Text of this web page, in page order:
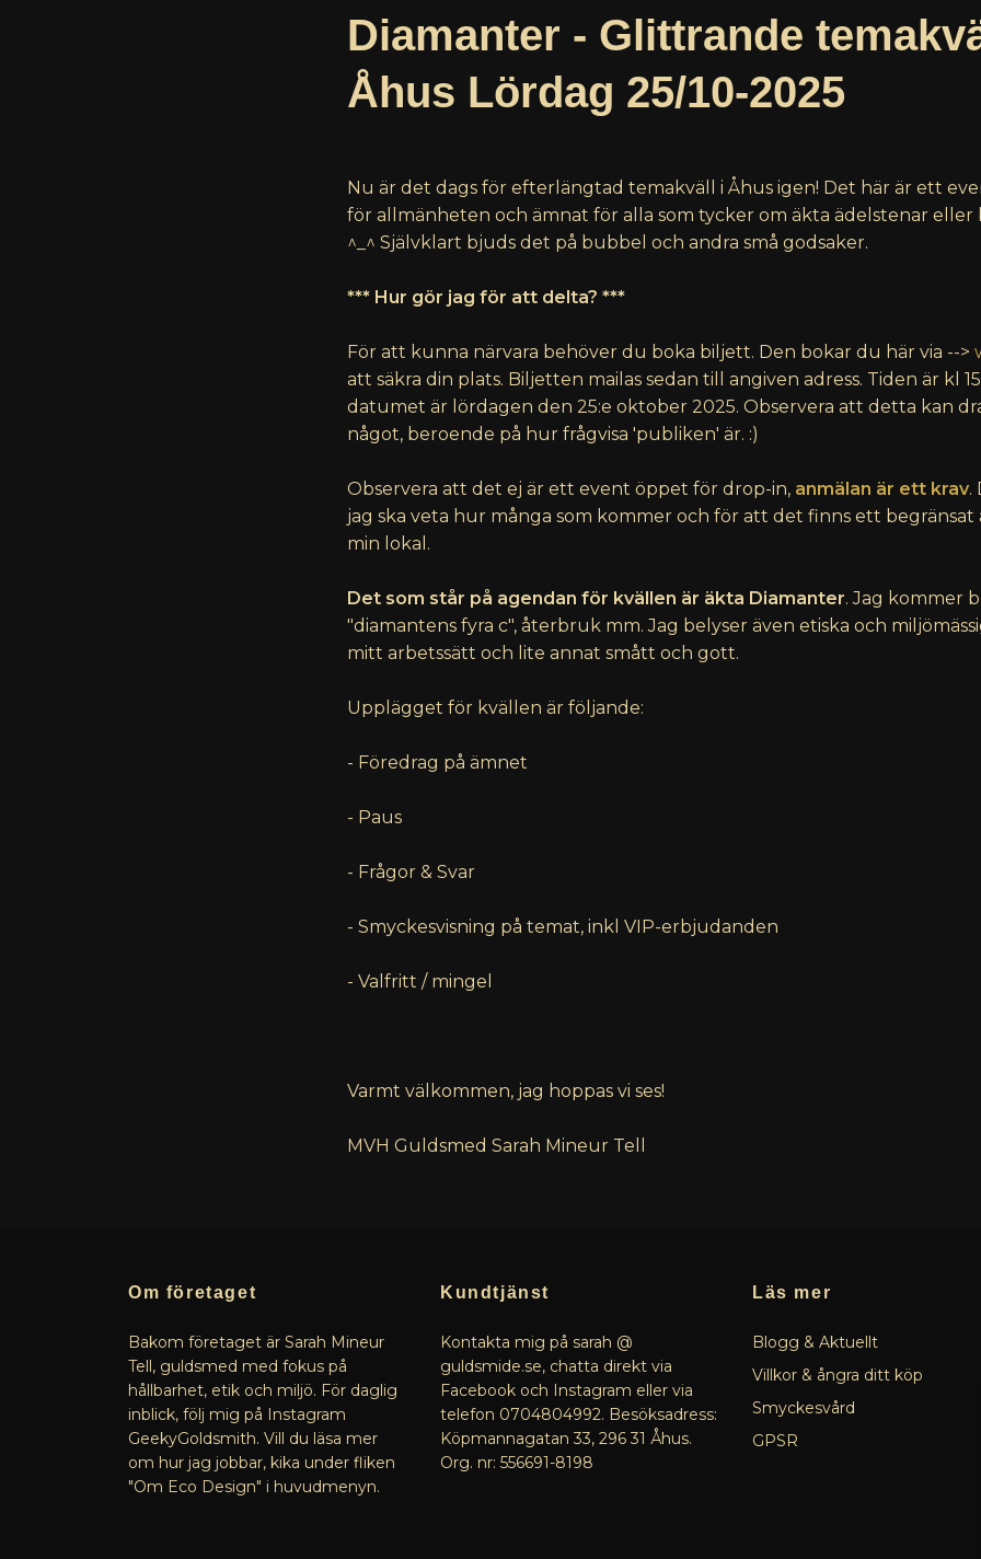
Diamanter - Glittrande
Åhus Lördag 25/10-2025
Nu är det dags för efterlängtad temakväll i Åhus igen! Det här är ett
för allmänheten och ämnat för alla som tycker om äkta ädelstenar eller
^_^ Självklart bjuds det på bubbel och andra små godsaker.
*** Hur gör jag för att delta? ***
För att kunna närvara behöver du boka biljett. Den bokar du här via -->
att säkra din plats. Biljetten mailas sedan till angiven adress. Tiden är kl
datumet är lördagen den 25:e oktober 2025. Observera att detta kan
något, beroende på hur frågvisa 'publiken' är. :)
Observera att det ej är ett event öppet för drop-in, anmälan är ett krav.
jag ska veta hur många som kommer och för att det finns ett begränsat
min lokal.
Det som står på agendan för kvällen är äkta Diamanter. Jag kommer
"diamantens fyra c", återbruk mm. Jag belyser även etiska och
mitt arbetssätt och lite annat smått och gott.
Upplägget för kvällen är följande:
- Föredrag på ämnet
- Paus
- Frågor & Svar
- Smyckesvisning på temat, inkl VIP-erbjudanden
- Valfritt / mingel
Varmt välkommen, jag hoppas vi ses!
MVH Guldsmed Sarah Mineur Tell
Om företaget
Bakom företaget är Sarah Mineur
Tell, guldsmed med fokus på
hållbarhet, etik och miljö. För daglig
inblick, följ mig på Instagram
GeekyGoldsmith. Vill du läsa mer
om hur jag jobbar, kika under fliken
"Om Eco Design" i huvudmenyn.
Kundtjänst
Kontakta mig på sarah @
guldsmide.se, chatta direkt via
Facebook och Instagram eller via
telefon 0704804992. Besöksadress:
Köpmannagatan 33, 296 31 Åhus.
Org. nr: 556691-8198
Läs mer
Blogg & Aktuellt
Villkor & ångra ditt köp
Smyckesvård
GPSR